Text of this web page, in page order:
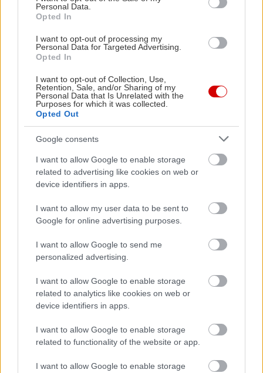
Personal Data.
Opted In
I want to opt-out of processing my
Personal Data for Targeted Advertising.
Opted In
I want to opt-out of Collection, Use,
Retention, Sale, and/or Sharing of my
Personal Data that Is Unrelated with the
Purposes for which it was collected.
Opted Out
Google consents
I want to allow Google to enable storage
related to advertising like cookies on web or
device identifiers in apps.
I want to allow my user data to be sent to
Google for online advertising purposes.
I want to allow Google to send me
personalized advertising.
I want to allow Google to enable storage
related to analytics like cookies on web or
device identifiers in apps.
I want to allow Google to enable storage
related to functionality of the website or app.
I want to allow Google to enable storage
κερδίζεται με τίποτα παρά μόνο εάν ξεχάσεις.
Διότι μαζί μ’ αυτό θα έχεις ξεχάσει ότι χάνεται κι
αυτός. Η καλή μέθοδος είναι να ξεχνάς. Αν πάλι
ξεχνάς, είσαι ένα κενό δοχείο που δεν ξέρεις σε τι
έτσι τα πράγματα. Είναι έτσι και αλλιώς. Και ό,τι
σε τραβήξει, το γεμάτο ή το άδειο. Και για την
επιλογή σου αυτή δεν φταις εσύ. Η φύση σε κάνει
έτσι, τα χιλιάδες κύτταρα που προηγήθηκαν, που
σε προγραμμάτισαν, που σε άλλαξαν και σε
διαμόρφωσαν. Ολο αυτό το μυστηριώδες πράγμα.
Που ονομάζουμε πεπρωμένο.
Αποσπάσματα από συνεντεύξεις της στην